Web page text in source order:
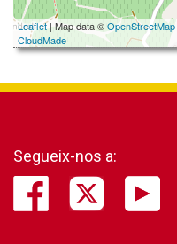
Leaflet| Map data ©OpenStreetMap
CloudMade
Segueix-nos a: